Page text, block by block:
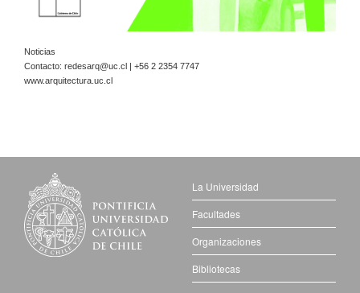
Noticias
Contacto: redesarq@uc.cl
| +56 2 2354 7747
www.arquitectura.uc.cl
La Universidad
Facultades
Organizaciones
Bibliotecas